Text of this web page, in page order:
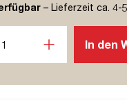
– Lieferzeit ca. 4-
In den